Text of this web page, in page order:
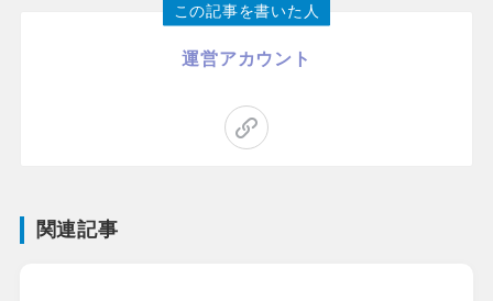
この記事を書いた人
運営アカウント
関連記事